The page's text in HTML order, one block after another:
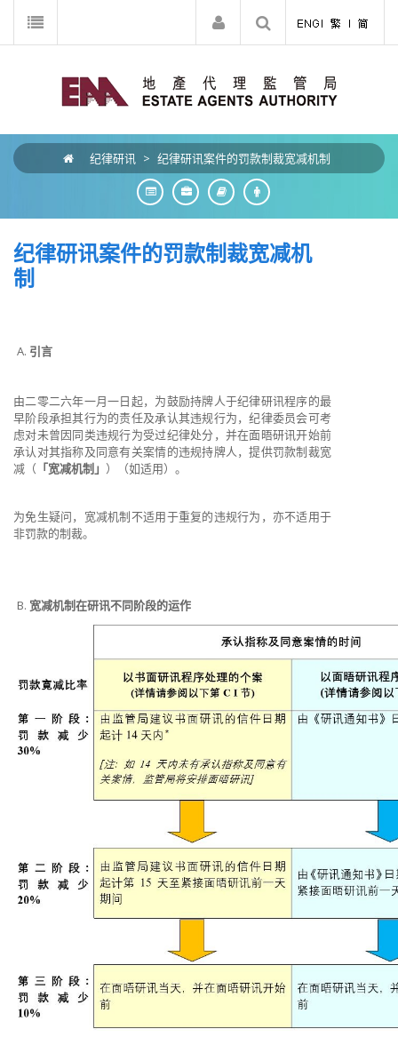
纪律研讯 > 纪律研讯案件的罚款制裁宽减机制
纪律研讯案件的罚款制裁宽减机
制
引言
由二零二六年一月一日起，为鼓励持牌人于纪律研讯程序的最
早阶段承担其行为的责任及承认其违规行为，纪律委员会可考
虑对未曾因同类违规行为受过纪律处分，并在面晤研讯开始前
承认对其指称及同意有关案情的违规持牌人，提供罚款制裁宽
减（ 「宽减机制」 ）（如适用）。
为免生疑问，宽减机制不适用于重复的违规行为，亦不适用于
非罚款的制裁。
宽减机制在研讯不同阶段的运作